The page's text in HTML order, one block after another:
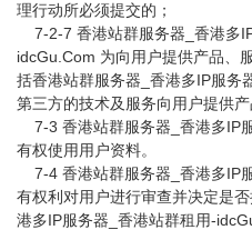
理行动所必须提交的；
7-2-7 香港站群服务器_香港多
idcGu.Com 为向用户提供产品、
括香港站群服务器_香港多IP服务
第三方的技术及服务向用户提供产
7-3 香港站群服务器_香港多IP
有权使用用户资料。
7-4 香港站群服务器_香港多IP
有权利对用户进行审查并决定是
港多IP服务器_香港站群租用-